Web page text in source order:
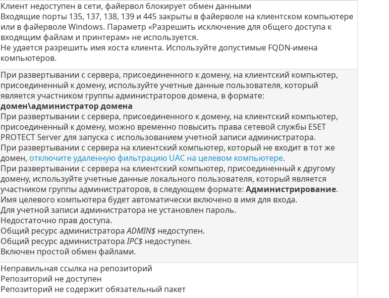
Клиент недоступен в сети, файервол блокирует обмен данными
Входящие порты 135, 137, 138, 139 и 445 закрыты в файерволе на клиентском компьютере
или в файерволе Windows. Параметр «Разрешить исключение для общего доступа к
входящим файлам и принтерам» не используется.
Не удается разрешить имя хоста клиента. Используйте допустимые FQDN-имена
компьютеров.
При развертывании с сервера, присоединенного к домену, на клиентский компьютер,
присоединенный к домену, используйте учетные данные пользователя, который
является участником группы администраторов домена, в формате:
домен\администратор домена
При развертывании с сервера, присоединенного к домену, на клиентский компьютер,
присоединенный к домену, можно временно повысить права сетевой службы ESET
PROTECT Server для запуска с использованием учетной записи администратора.
При развертывании с сервера на клиентский компьютер, который не входит в тот же
домен, отключите удаленную фильтрацию UAC на целевом компьютере.
При развертывании с сервера на клиентский компьютер, присоединенный к другому
домену, используйте учетные данные локального пользователя, который является
участником группы администраторов, в следующем формате: Администрирование.
Имя целевого компьютера будет автоматически включено в имя для входа.
Для учетной записи администратора не установлен пароль.
Недостаточно прав доступа.
Общий ресурс администратораADMIN$недоступен.
Общий ресурс администратораIPC$недоступен.
Включен простой обмен файлами.
Неправильная ссылка на репозиторий
Репозиторий не доступен
Репозиторий не содержит обязательный пакет